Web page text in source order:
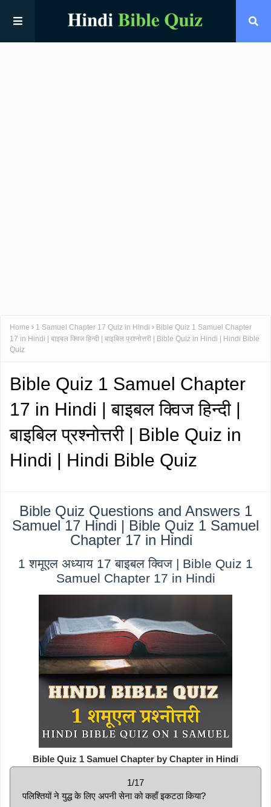
Home 1 Samuel Chapter 17 Quiz in Hindi
Bible Quiz 1 Samuel Chapter
17 in Hindi | बाइबल क्विज हिन्दी | बाइबिल प्रश्नोत्तरी | Bible Quiz in Hindi | Hindi Bible
Quiz
Bible Quiz 1 Samuel Chapter
17 in Hindi | बाइबल क्विज हिन्दी |
बाइबिल प्रश्नोत्तरी | Bible Quiz in
Hindi | Hindi Bible Quiz
Bible Quiz Questions and Answers 1
Samuel 17 Hindi | Bible Quiz 1 Samuel
Chapter 17 in Hindi
1 शमूएल अध्याय 17 बाइबल क्विज | Bible Quiz 1
Samuel Chapter 17 in Hindi
Bible Quiz 1 Samuel Chapter by Chapter in Hindi
1/17
पलिश्तियों ने युद्ध के लिए अपनी सेना को कहाँ इकटठा किया?